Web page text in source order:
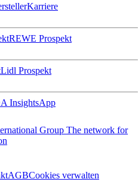
Karriere
REWE Prospekt
Lidl Prospekt
InsightsApp
Group The network for
AGBCookies verwalten